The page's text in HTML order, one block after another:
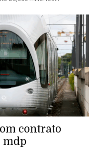
contrato
mdp